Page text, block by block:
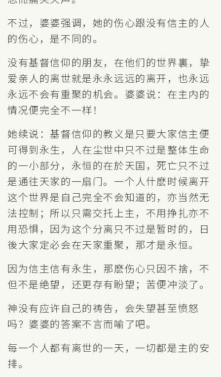
不过，婆婆强调，她的伤心跟没有信主的人
的伤心，是不同的。
没有基督信仰的朋友，在他们的世界裏，挚
爱亲人的离世就是永永远远的离开，也永远
永远不会有重聚的机会。婆婆说：在主内的
情况便完全不一样！
她续说：基督信仰的教义是只要大家信主便
可得到永生，人在尘世中只不过是整体生命
的一小部分，永恒的在於天国，死亡只不过
是通往天家的一扇门。一个人什麽时候离开
这个世界是自己完全不会知道的，亦当然无
法控制；所以只需交托上主，不用挣扎亦不
用恐惧，因为这个分离只不过是暂时的，日
後大家定必会在天家重聚，那才是永恒。
因为信主信有永生，那麽伤心只因不捨，不
但不是绝望，还更存有盼望；苦便冲淡了。
神没有应许自己的祷告，会失望甚至愤怒
吗？婆婆的答案不言而喻了吧。
每一个人都有离世的一天，一切都是主的安
排。